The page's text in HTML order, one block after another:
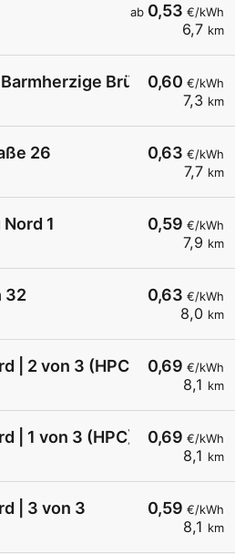
ab 0,53 €/kWh
6,7 km
0,60 €/kWh
7,3 km
Brüder
0,63 €/kWh
7,7 km
26
0,59 €/kWh
7,9 km
1
0,63 €/kWh
8,0 km
32
0,69 €/kWh
8,1 km
| 2 von 3 (HPC)
0,69 €/kWh
8,1 km
| 1 von 3 (HPC)
0,59 €/kWh
8,1 km
| 3 von 3